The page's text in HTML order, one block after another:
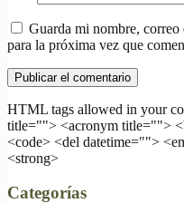
Guarda mi nombre,
para la próxima vez que
HTML tags allowed in your
title=""> <acronym title="">
<code> <del datetime="">
<strong>
Categorías